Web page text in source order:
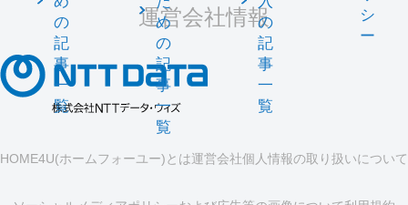
の
記
事
一
覧
め
の
記
事
一
覧
の
記
事
一
覧
シ
ー
運営会社情報
HOME4U(ホームフォーユー)とは運営会社個人情報の取り扱いについて